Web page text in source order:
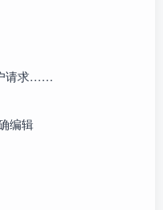
请求……
编辑